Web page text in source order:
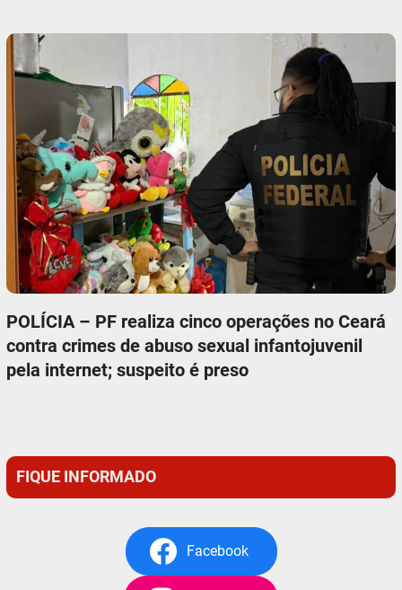
POLÍCIA – PF realiza cinco operações no Ceará
contra crimes de abuso sexual infantojuvenil
pela internet; suspeito é preso
FIQUE INFORMADO
Facebook